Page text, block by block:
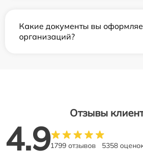
Какие документы вы
организаций?
Отзывы
4.91799 отзывов 5358